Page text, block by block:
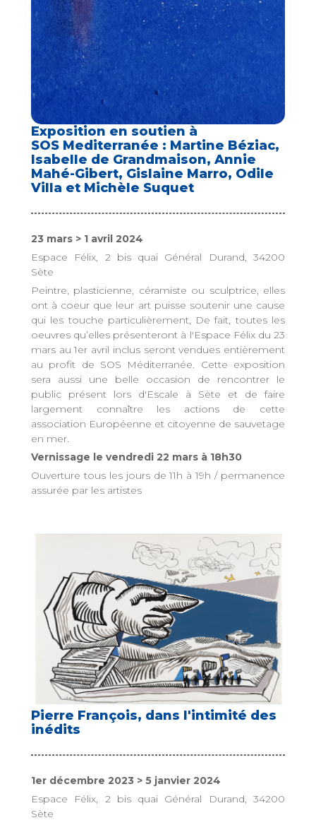
Exposition en soutien à
SOS Mediterranée : Martine Béziac,
Isabelle de Grandmaison, Annie
Mahé-Gibert, Gislaine Marro, Odile
Villa et Michèle Suquet
23 mars > 1 avril 2024
Espace Félix, 2 bis quai Général Durand, 34200
Sète
Peintre, plasticienne, céramiste ou sculptrice, elles
ont à coeur que leur art puisse soutenir une cause
qui les touche particulièrement, De fait, toutes les
oeuvres qu’elles présenteront à l'Espace Félix du 23
mars au 1er avril inclus seront vendues entièrement
au profit de SOS Méditerranée. Cette exposition
sera aussi une belle occasion de rencontrer le
public présent lors d'Escale à Sète et de faire
largement connaître les actions de cette
association Européenne et citoyenne de sauvetage
en mer.
Vernissage le vendredi 22 mars à 18h30
Ouverture tous les jours de 11h à 19h / permanence
assurée par les artistes
Pierre François, dans l'intimité des
inédits
1er décembre 2023 > 5 janvier 2024
Espace Félix, 2 bis quai Général Durand, 34200
Sète